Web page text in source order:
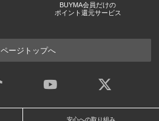
BUYMA会員だけの
ポイント還元サービス
ページトップへ
安心への取り組み